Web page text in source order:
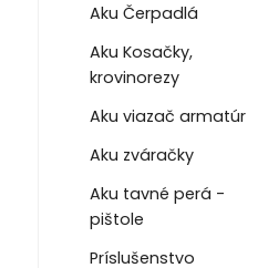
Aku Čerpadlá
Aku Kosačky,
krovinorezy
Aku viazač armatúr
Aku zváračky
Aku tavné perá -
pištole
Príslušenstvo